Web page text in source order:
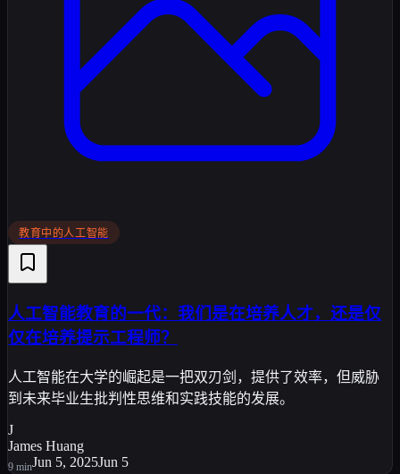
教育中的人工智能
人工智能教育的一代：我们是在培养人才，还是仅
仅在培养提示工程师？
人工智能在大学的崛起是一把双刃剑，提供了效率，但威胁
到未来毕业生批判性思维和实践技能的发展。
J
James Huang
9 minJun 5, 2025Jun 5